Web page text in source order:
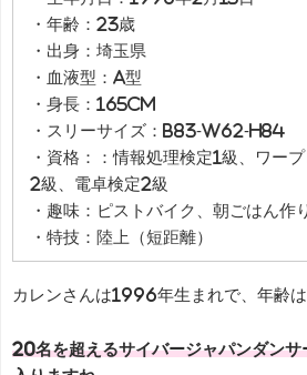
・年齢：23歳
・出身：埼玉県
・血液型：A型
・身長：165cm
・スリーサイズ：B83-W62-H84
・資格：：情報処理検定1級、ワー
2級、電卓検定2級
・趣味：ピストバイク、朝ごはん作
・特技：陸上（短距離）
カレンさんは1996年生まれで、年齢は
20名を超えるサイバージャパンダンサ